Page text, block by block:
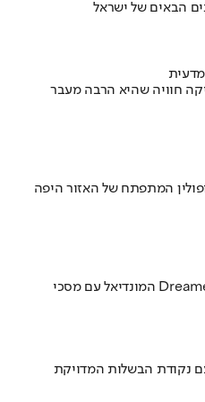
הבאים של ישראל
חוויה שהיא הרבה מעבר
המתפתח של האזור היפה
נקודת הבשלות המדויקת